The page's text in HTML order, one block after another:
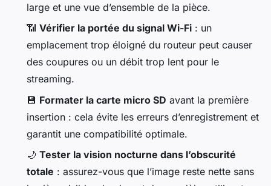
large et une vue d’ensemble de la pièce.
📶 Vérifier la portée du signal Wi-Fi : un
emplacement trop éloigné du routeur peut causer
des coupures ou un débit trop lent pour le
streaming.
💾 Formater la carte micro SD avant la première
insertion : cela évite les erreurs d’enregistrement et
garantit une compatibilité optimale.
🌙 Tester la vision nocturne dans l’obscurité
totale : assurez-vous que l’image reste nette sans